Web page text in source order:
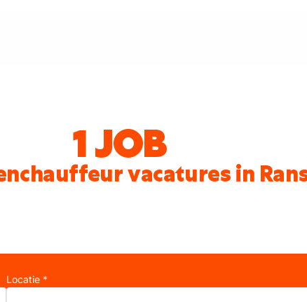
1 JOB
vacatures in
Locatie *